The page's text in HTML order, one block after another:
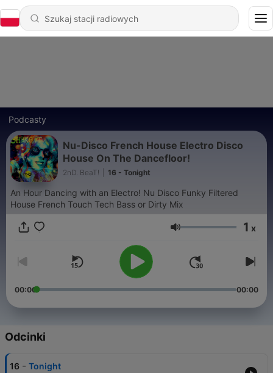
Podcasty
Nu-Disco French House Electro Disco
House On The Dancefloor!
2nD. BeaT! 16 - Tonight
An Hour Dancing with an Electro! Nu Disco Funky Filtered
House French Touch Tech Bass or Dirty Mix
Głośność 1 x
00:00 00:00
Odcinki
16 - Tonight